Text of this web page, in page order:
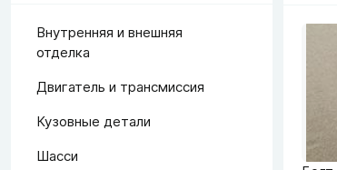
Внутренняя и внешняя
отделка
Двигатель и трансмиссия
Кузовные детали
Шасси